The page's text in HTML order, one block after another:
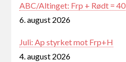
ABC/Altinget: Frp + Rødt = 40
6. august 2026
Juli: Ap styrket mot Frp+H
4. august 2026